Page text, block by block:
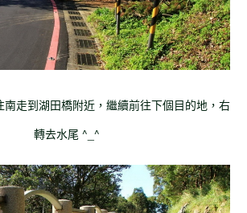
走到湖田橋附近，繼續前往下個目的地，右
轉去水尾 ^_^